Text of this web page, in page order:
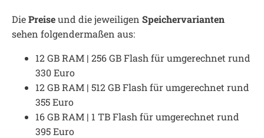
DiePreiseund die jeweiligen Speichervarianten
sehen folgendermaßen aus:
12 GB RAM | 256 GB Flash für umgerechnet rund
330 Euro
12 GB RAM | 512 GB Flash für umgerechnet rund
355 Euro
16 GB RAM | 1 TB Flash für umgerechnet rund
395 Euro